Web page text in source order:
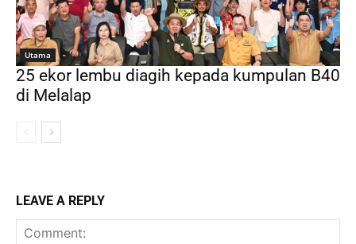
Utama
25 ekor lembu diagih kepada kumpulan B40
di Melalap
LEAVE A REPLY